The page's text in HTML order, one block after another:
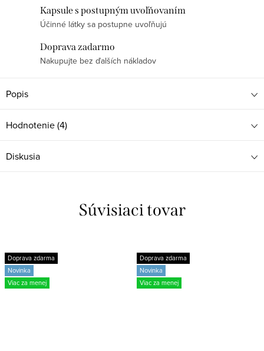
Kapsule s postupným uvoľňovaním
Účinné látky sa postupne uvoľňujú
Doprava zadarmo
Nakupujte bez ďalších nákladov
Popis
Hodnotenie (4)
Diskusia
Súvisiaci tovar
Doprava zdarma
Novinka
Viac za menej
Doprava zdarma
Novinka
Viac za menej